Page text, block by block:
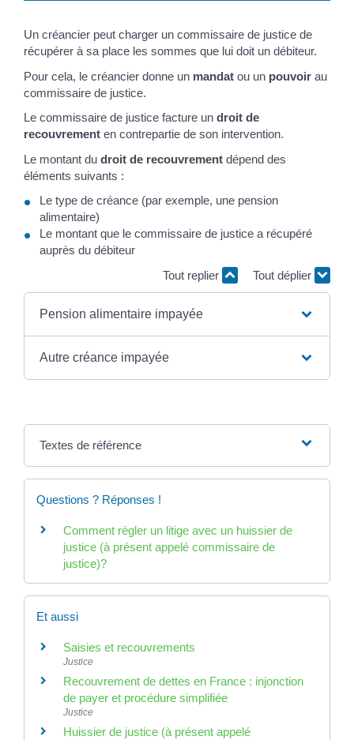
Un créancier peut charger un commissaire de justice de
récupérer à sa place les sommes que lui doit un débiteur.
Pour cela, le créancier donne un mandat ou un pouvoir au
commissaire de justice.
Le commissaire de justice facture un droit de
recouvrement en contrepartie de son intervention.
Le montant du droit de recouvrement dépend des
éléments suivants :
Le type de créance (par exemple, une pension
alimentaire)
Le montant que le commissaire de justice a récupéré
auprès du débiteur
Tout replier
Tout déplier
Pension alimentaire impayée
Autre créance impayée
Textes de référence
Questions ? Réponses !
Comment régler un litige avec un huissier de
justice (à présent appelé commissaire de
justice)?
Et aussi
Saisies et recouvrements
Justice
Recouvrement de dettes en France : injonction
de payer et procédure simplifiée
Justice
Huissier de justice (à présent appelé